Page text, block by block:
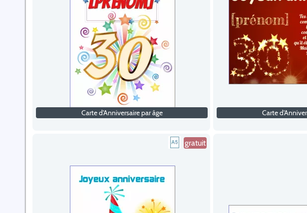
Carte d'Anniversaire par âge Carte
gratuit